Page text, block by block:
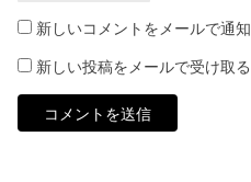
新しいコメントをメールで通知
新しい投稿をメールで受け取る